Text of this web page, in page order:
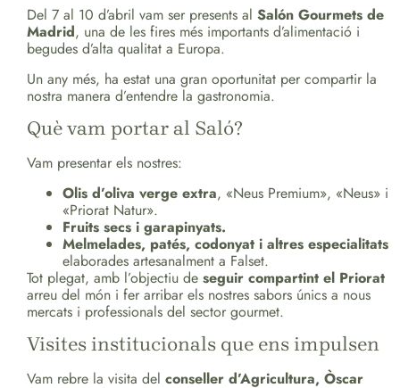
Del 7 al 10 d’abril vam ser presents al Salón Gourmets de
Madrid, una de les fires més importants d’alimentació i
begudes d’alta qualitat a Europa.
Un any més, ha estat una gran oportunitat per compartir la
nostra manera d’entendre la gastronomia.
Què vam portar al Saló?
Vam presentar els nostres:
Olis d’oliva verge extra, «Neus Premium», «Neus» i
«Priorat Natur».
Fruits secs i garapinyats.
Melmelades, patés, codonyat i altres especialitats
elaborades artesanalment a Falset.
Tot plegat, amb l’objectiu de seguir compartint el Priorat
arreu del món i fer arribar els nostres sabors únics a nous
mercats i professionals del sector gourmet.
Visites institucionals que ens impulsen
Vam rebre la visita del conseller d’Agricultura, Òscar